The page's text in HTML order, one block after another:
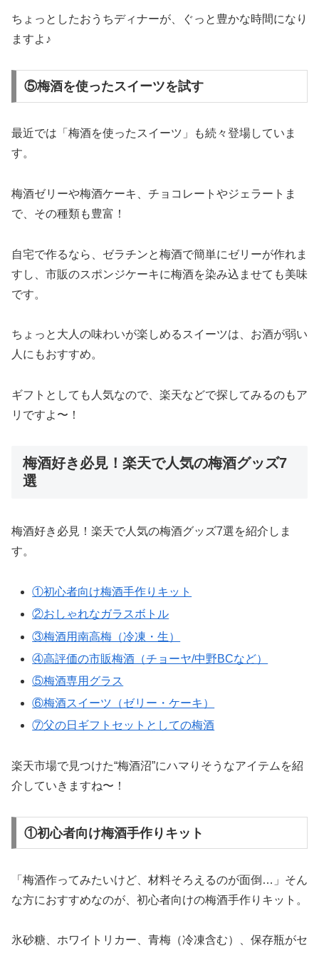
ちょっとしたおうちディナーが、ぐっと豊かな時間になり
ますよ♪
⑤梅酒を使ったスイーツを試す
最近では「梅酒を使ったスイーツ」も続々登場していま
す。
梅酒ゼリーや梅酒ケーキ、チョコレートやジェラートま
で、その種類も豊富！
自宅で作るなら、ゼラチンと梅酒で簡単にゼリーが作れま
すし、市販のスポンジケーキに梅酒を染み込ませても美味
です。
ちょっと大人の味わいが楽しめるスイーツは、お酒が弱い
人にもおすすめ。
ギフトとしても人気なので、楽天などで探してみるのもア
リですよ〜！
梅酒好き必見！楽天で人気の梅酒グッズ7
選
梅酒好き必見！楽天で人気の梅酒グッズ7選を紹介しま
す。
①初心者向け梅酒手作りキット
②おしゃれなガラスボトル
③梅酒用南高梅（冷凍・生）
④高評価の市販梅酒（チョーヤ/中野BCなど）
⑤梅酒専用グラス
⑥梅酒スイーツ（ゼリー・ケーキ）
⑦父の日ギフトセットとしての梅酒
楽天市場で見つけた“梅酒沼”にハマりそうなアイテムを紹
介していきますね〜！
①初心者向け梅酒手作りキット
「梅酒作ってみたいけど、材料そろえるのが面倒…」そん
な方におすすめなのが、初心者向けの梅酒手作りキット。
氷砂糖、ホワイトリカー、青梅（冷凍含む）、保存瓶がセ